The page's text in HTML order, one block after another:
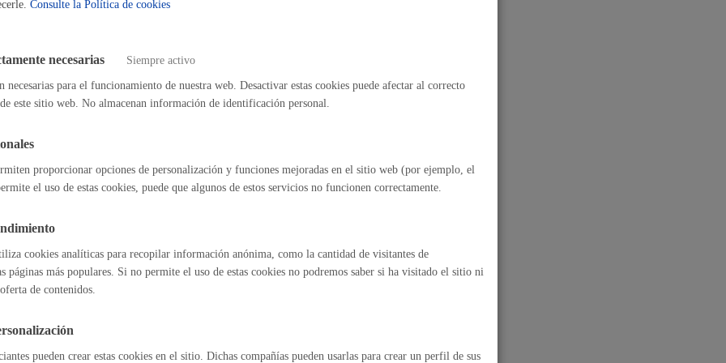
procedimiento
de la solicitud
la recogida de tarjeta
de la tramitación
Dirección de Mantenimiento y Servicios Urbanos
Municipal De Recogida De Residuos Urbanos
139/2005, De 5 De Julio, De Subproductos De Origen Animal No Destinados Al
Consulte la Política de cookies
necesarias Siempre activo
necesarias para el funcionamiento de nuestra web. Desactivar estas cookies puede afectar al correcto
este sitio web. No almacenan información de identificación personal.
proporcionar opciones de personalización y funciones mejoradas en el sitio web (por ejemplo, el
el uso de estas cookies, puede que algunos de estos servicios no funcionen correctamente.
cookies analíticas para recopilar información anónima, como la cantidad de visitantes de
páginas más populares. Si no permite el uso de estas cookies no podremos saber si ha visitado el sitio ni
de contenidos.
pueden crear estas cookies en el sitio. Dichas compañías pueden usarlas para crear un perfil de sus